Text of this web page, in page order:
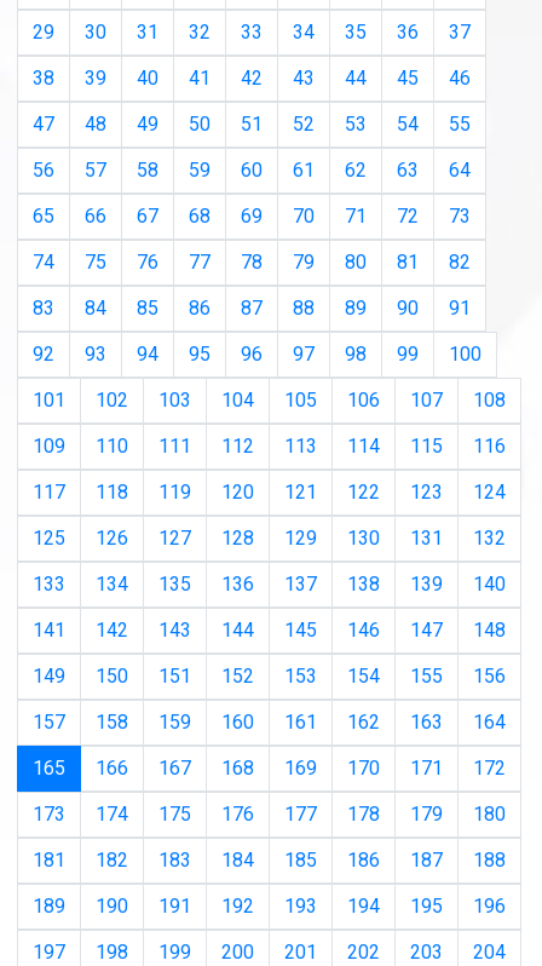
29
30 31 32 33 34 35 36
37
38
39 40 41 42 43 44 45
46
47
48 49 50 51 52 53 54
55
56
57 58 59 60 61 62 63
64
65
66 67 68 69 70 71 72
73
74
75 76 77 78 79 80 81
82
83
84 85 86 87 88 89 90
91
92
93 94 95 96 97 98 99
100
101
102 103 104 105 106 107
108
109
110 111 112 113 114 115
116
117
118 119 120 121 122 123
124
125
126 127 128 129 130 131
132
133
134 135 136 137 138 139
140
141
142 143 144 145 146 147
148
149
150 151 152 153 154 155
156
157
158 159 160 161 162 163
164
165 (current)
166 167 168 169 170 171
172
173
174 175 176 177 178 179
180
181
182 183 184 185 186 187
188
189
190 191 192 193 194 195
196
197
198 199 200 201 202 203
204